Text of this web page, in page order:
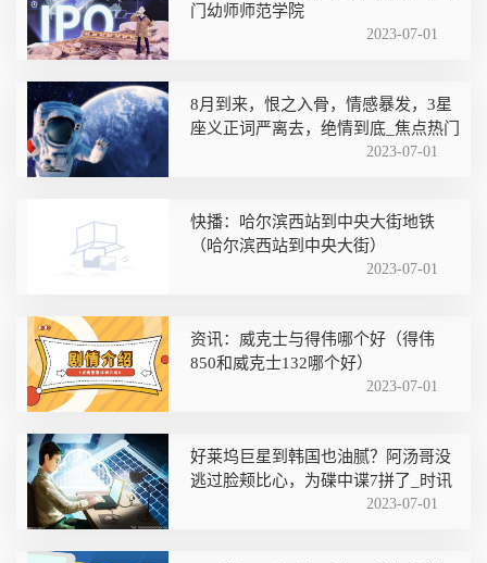
门幼师师范学院
2023-07-01
8月到来，恨之入骨，情感暴发，3星
座义正词严离去，绝情到底_焦点热门
2023-07-01
快播：哈尔滨西站到中央大街地铁
（哈尔滨西站到中央大街）
2023-07-01
资讯：威克士与得伟哪个好（得伟
850和威克士132哪个好）
2023-07-01
好莱坞巨星到韩国也油腻？阿汤哥没
逃过脸颊比心，为碟中谍7拼了_时讯
2023-07-01